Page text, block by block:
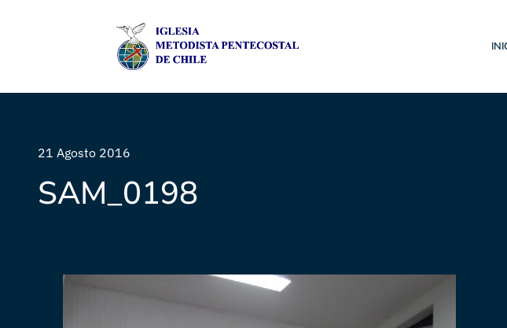
21 Agosto 2016
SAM_0198